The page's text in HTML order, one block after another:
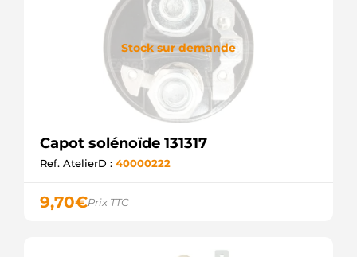
Stock sur demande
Capot solénoïde 131317
Ref. AtelierD : 40000222
9,70€Prix TTC